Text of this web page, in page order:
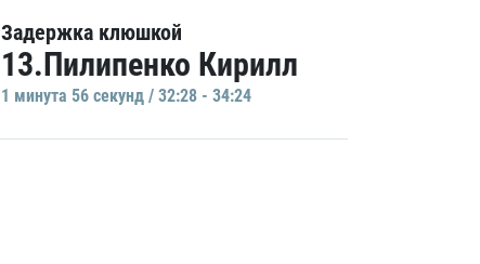
Задержка клюшкой
13.Пилипенко Кирилл
1 минутa 56 секунд / 32:28 - 34:24